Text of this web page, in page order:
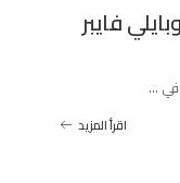
فايبر
في ...
اقرأ المزيد